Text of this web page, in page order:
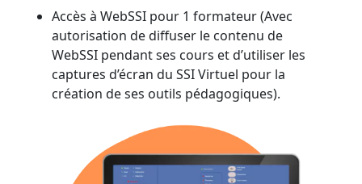
Accès à WebSSI pour 1 formateur (Avec
autorisation de diffuser le contenu de
WebSSI pendant ses cours et d’utiliser les
captures d’écran du SSI Virtuel pour la
création de ses outils pédagogiques).